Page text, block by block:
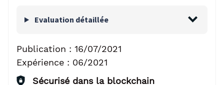
Evaluation détaillée
Publication : 16/07/2021
Expérience : 06/2021
Sécurisé dans la blockchain